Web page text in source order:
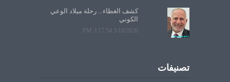
كشف الغطاء... رحلة ميلاد الوعي
الكوني
5/10/2026 3:17:54 PM
تصنيفات